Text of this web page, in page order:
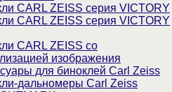
CARL ZEISS серия VICTORY
CARL ZEISS серия VICTORY
CARL ZEISS со
изображения
для биноклей Carl Zeiss
дальномеры Carl Zeiss